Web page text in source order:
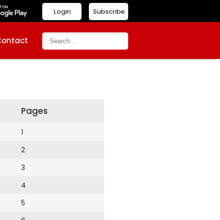
Subscribe
Login
Pages
1
2
3
4
5